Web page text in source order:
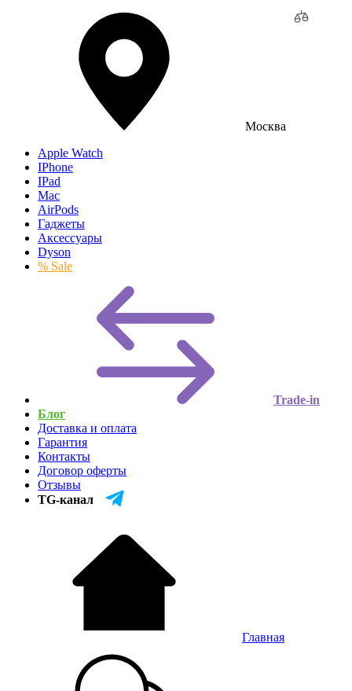
Москва
Apple Watch
IPhone
IPad
Mac
AirPods
Гаджеты
Аксессуары
Dyson
% Sale
Trade-in
Блог
Доставка и оплата
Гарантия
Контакты
Договор оферты
Отзывы
TG-канал
Главная